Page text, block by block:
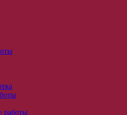
работы